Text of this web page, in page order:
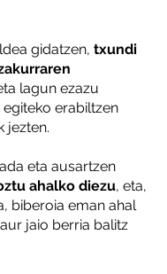
gidatzen, txundi
lagun ezazu
erabiltzen
jezten.
eta ausartzen
ahalko diezu, eta,
biberoia eman ahal
jaio berria balitz